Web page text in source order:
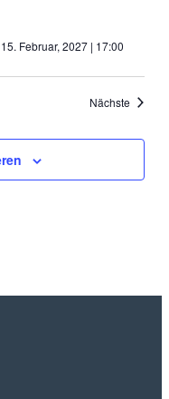
Februar, 2027 | 17:00
Nächste